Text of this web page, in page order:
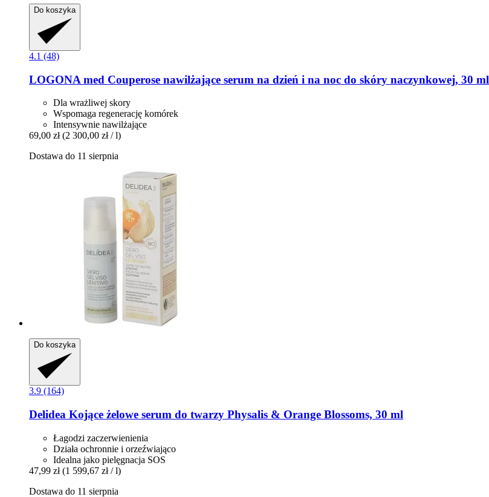
Do koszyka
4.1 (48)
LOGONA med Couperose nawilżające serum na dzień i na noc do skóry naczynkowej, 30 ml
Dla wrażliwej skory
Wspomaga regenerację komórek
Intensywnie nawilżające
69,00 zł (2 300,00 zł / l)
Dostawa do 11 sierpnia
Do koszyka
3.9 (164)
Delidea Kojące żelowe serum do twarzy Physalis & Orange Blossoms, 30 ml
Łagodzi zaczerwienienia
Działa ochronnie i orzeźwiająco
Idealna jako pielęgnacja SOS
47,99 zł (1 599,67 zł / l)
Dostawa do 11 sierpnia